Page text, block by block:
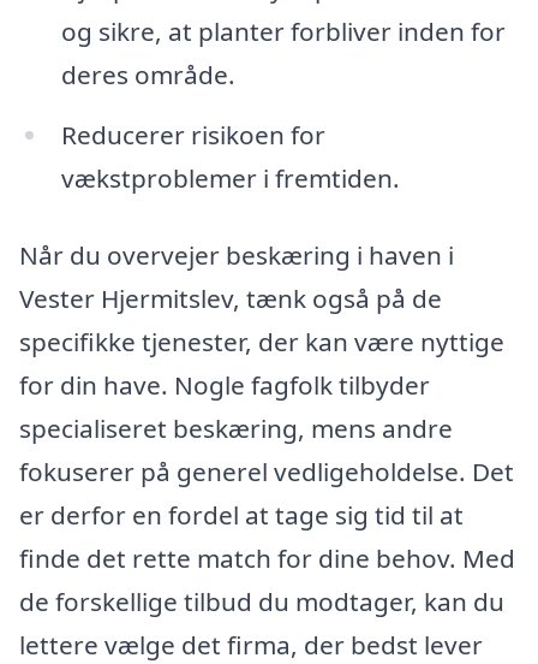
og sikre, at planter forbliver inden for
deres område.
Reducerer risikoen for
vækstproblemer i fremtiden.
Når du overvejer beskæring i haven i
Vester Hjermitslev, tænk også på de
specifikke tjenester, der kan være nyttige
for din have. Nogle fagfolk tilbyder
specialiseret beskæring, mens andre
fokuserer på generel vedligeholdelse. Det
er derfor en fordel at tage sig tid til at
finde det rette match for dine behov. Med
de forskellige tilbud du modtager, kan du
lettere vælge det firma, der bedst lever